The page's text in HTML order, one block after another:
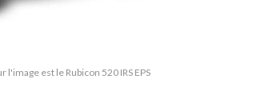
l'image est le Rubicon 520 IRS EPS